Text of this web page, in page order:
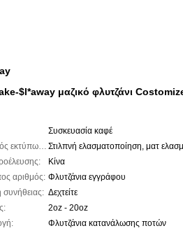
$l*away μαζικό φλυτζάνι
Συσκευασία καφέ
Χειρισμός εκτύπωσης: Στιλπνή ελασματοποίηση, ματ
Κίνα
αριθμός: Φλυτζάνια εγγράφου
συνήθειας: Δεχτείτε
2oz - 20oz
Φλυτζάνια κατανάλωσης ποτών